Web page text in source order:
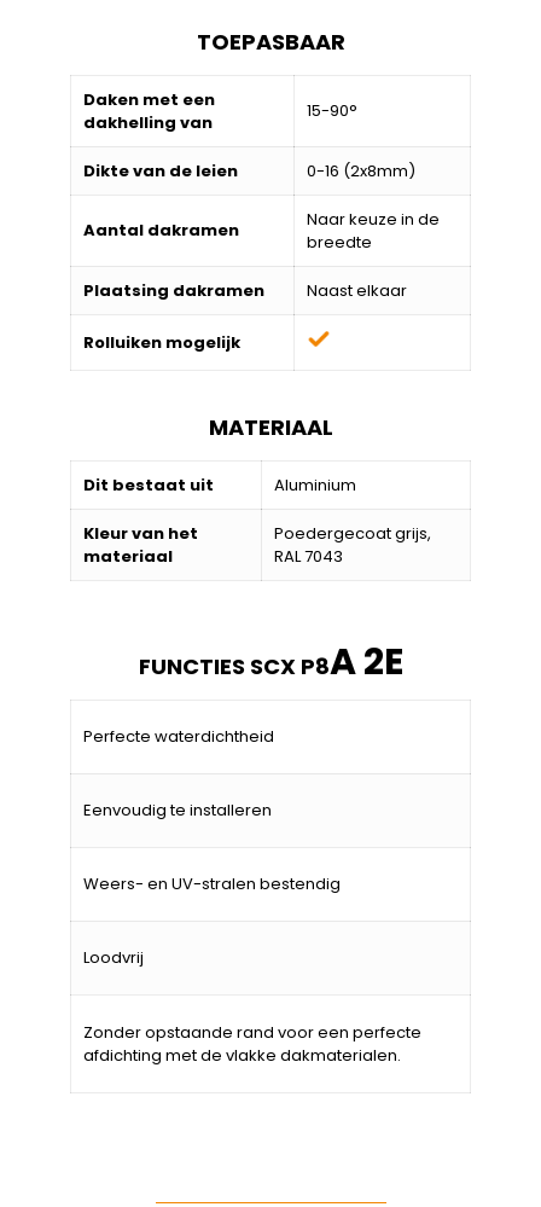
TOEPASBAAR
Daken met een
dakhelling van
15-90°
Dikte van de leien 0-16 (2x8mm)
Aantal dakramen
Naar keuze in de
breedte
Plaatsing dakramen Naast elkaar
Rolluiken mogelijk
MATERIAAL
Dit bestaat uit Aluminium
Kleur van het
materiaal
Poedergecoat grijs,
RAL 7043
FUNCTIES SCX P8A 2E
Perfecte waterdichtheid
Eenvoudig te installeren
Weers- en UV-stralen bestendig
Loodvrij
Zonder opstaande rand voor een perfecte
afdichting met de vlakke dakmaterialen.